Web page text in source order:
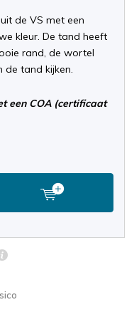
de VS met een
kleur. De tand heeft
rand, de wortel
de tand kijken.
een COA (certificaat